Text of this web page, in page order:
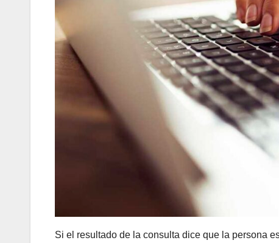
Si el resultado de la consulta dice que la persona